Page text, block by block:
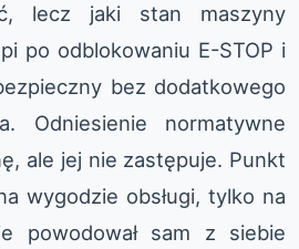
lecz jaki stan maszyny
po odblokowaniu E-STOP i
bez dodatkowego
Odniesienie normatywne
ale jej nie zastępuje. Punkt
wygodzie obsługi, tylko na
powodował sam z siebie